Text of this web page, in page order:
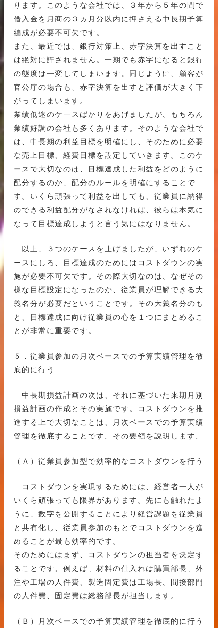
ります。このような会社では、３年から５年の間で
借入金を月商の３ヵ月分以内に押さえる中長期予算
編成が必要不可欠です。
また、最近では、銀行対策上、赤字決算を出すこと
は絶対に許されません。一期でも赤字になると銀行
の態度は一変してしまいます。同じように、顧客が
官公庁の場合も、赤字決算を出すと評価が大きく下
がってしまいます。
業績低迷のケースばかりをあげましたが、もちろん
業績好調の会社も多くあります。そのような会社で
は、中長期の利益目標を明確にし、そのために必要
な売上目標、経費目標を設定していきます。このケ
ースで大切なのは、目標達成した利益をどのように
配分するのか、配分のルールを明確にすることで
す。いくら頑張って利益を出しても、従業員に納得
のできる利益配分がなされなければ、彼らは本気に
なって目標達成しようと言う気にはなりません。
以上、３つのケースを上げましたが、いずれのケ
ースにしろ、目標達成のためにはコストダウンの実
施が必要不可欠です。その際大切なのは、なぜその
様な目標設定になったのか、従業員が理解できる大
義名分が必要だということです。その大義名分のも
と、目標達成に向け従業員の心を１つにまとめるこ
とが非常に重要です。
５．従業員参加の月次ベースでの予算実績管理を徹
底的に行う
中長期損益計画の次は、それに基づいた来期月別
損益計画の作成とその実施です。コストダウンを推
進する上で大切なことは、月次ベースでの予算実績
管理を徹底することです。その要領を説明します。
（Ａ）従業員参加型で効率的なコストダウンを行う
コストダウンを実現するためには、経営者一人が
いくら頑張っても限界があります。先にも触れたよ
うに、数字を公開することにより経営課題を従業員
と共有化し、従業員参加のもとでコストダウンを進
めることが最も効率的です。
そのためにはまず、コストダウンの担当者を決定す
ることです。例えば、材料の仕入れは購買部長、外
注や工場の人件費、製造固定費は工場長、間接部門
の人件費、固定費は総務部長が担当します。
（Ｂ）月次ベースでの予算実績管理を徹底的に行う